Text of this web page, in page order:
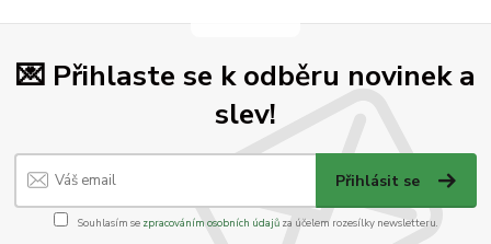
💌 Přihlaste se k odběru novinek a
slev!
Přihlásit se
Souhlasím se zpracováním osobních údajůza účelem rozesílky newsletteru.